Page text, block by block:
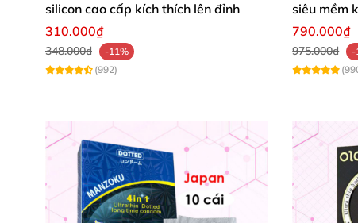
silicon cao cấp kích thích lên đỉnh
310.000₫
348.000₫
-11%
(992)
siêu mềm
790.000₫
975.000₫
-